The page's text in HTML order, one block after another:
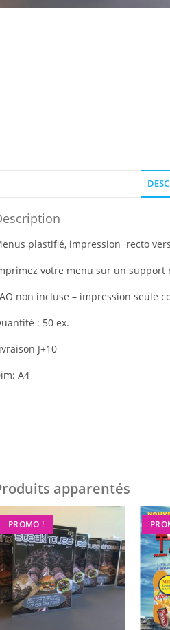
plastifié, impression recto
votre menu sur un
non incluse – impression seule
: 50 ex.
J+10
A4
apparentés
PROMO !